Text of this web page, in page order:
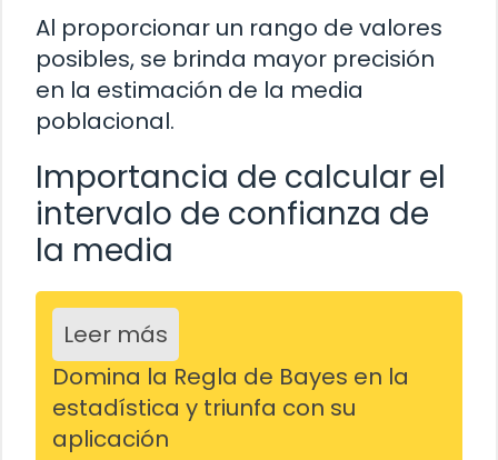
Al proporcionar un rango de valores
posibles, se brinda mayor precisión
en la estimación de la media
poblacional.
Importancia de calcular el
intervalo de confianza de
la media
Leer más
Domina la Regla de Bayes en la
estadística y triunfa con su
aplicación